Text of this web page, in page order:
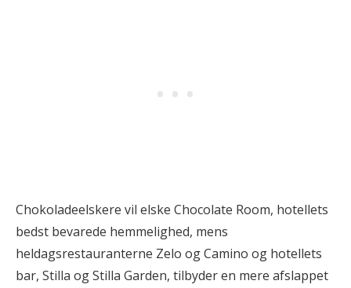
Chokoladeelskere vil elske Chocolate Room, hotellets
bedst bevarede hemmelighed, mens
heldagsrestauranterne Zelo og Camino og hotellets
bar, Stilla og Stilla Garden, tilbyder en mere afslappet